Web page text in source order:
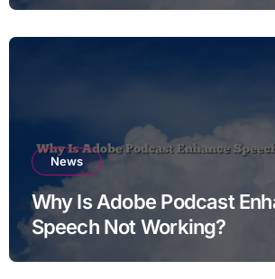
News
Why Is Adobe Podcast
Speech Not Working?